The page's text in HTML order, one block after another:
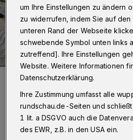
WSV-Pressesprecher Max Schleicher (li.)
Geschäftsführer Ralf Bartsch.
Foto: WSV
um Ihre Einstellungen zu ändern
zu widerrufen, indem Sie auf den
unteren Rand der Webseite
schwebende Symbol unten links
zutreffend]. Ihre Einstellungen
Website. Weitere Informationen
Datenschutzerklärung.
Ihre Zustimmung umfasst alle
rundschau.de-Seiten und schließt
1 lit. a DSGVO auch die
des EWR, z.B. in den USA ein.